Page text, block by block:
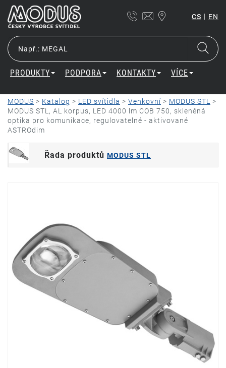
CS | EN
PRODUKTY PODPORA KONTAKTY VÍCE
MODUS > Katalog > LED svítidla > Venkovní > MODUS STL >
MODUS STL, AL korpus, LED 4000 lm COB 750, skleněná
optika pro komunikace, regulovatelné - aktivované
ASTROdim
Řada produktů MODUS STL